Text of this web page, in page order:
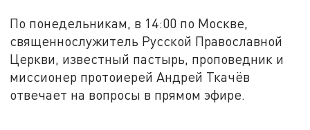
По понедельникам, в 14:00 по Москве,
священнослужитель Русской Православной
Церкви, известный пастырь, проповедник и
миссионер протоиерей Андрей Ткачёв
отвечает на вопросы в прямом эфире.